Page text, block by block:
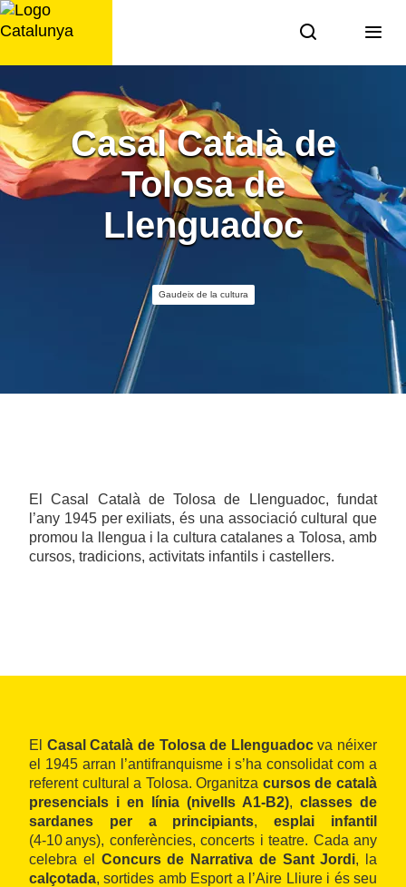
Saltar
al
Casal Català de
Tolosa de
Llenguadoc
Gaudeix de la cultura
El Casal Català de Tolosa de Llenguadoc, fundat
l’any 1945 per exiliats, és una associació cultural que
promou la llengua i la cultura catalanes a Tolosa, amb
cursos, tradicions, activitats infantils i castellers.
El Casal Català de Tolosa de Llenguadocva néixer
el 1945 arran l’antifranquisme i s’ha consolidat com a
referent cultural a Tolosa. Organitza cursos de català
presencials i en línia (nivells A1‑B2), classes de
sardanes per a principiants,esplai infantil
(4‑10 anys), conferències, concerts i teatre. Cada any
celebra el Concurs de Narrativa de Sant Jordi, la
calçotada, sortides amb Esport a l’Aire Lliure i és seu